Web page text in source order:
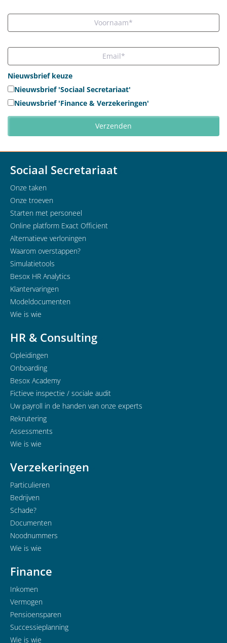
Nieuwsbrief keuze
Nieuwsbrief 'Sociaal Secretariaat'
Nieuwsbrief 'Finance & Verzekeringen'
Sociaal Secretariaat
Onze taken
Onze troeven
Starten met personeel
Online platform Exact Officient
Alternatieve verloningen
Waarom overstappen?
Simulatietools
Besox HR Analytics
Klantervaringen
Modeldocumenten
Wie is wie
HR & Consulting
Opleidingen
Onboarding
Besox Academy
Fictieve inspectie / sociale audit
Uw payroll in de handen van onze experts
Rekrutering
Assessments
Wie is wie
Verzekeringen
Particulieren
Bedrijven
Schade?
Documenten
Noodnummers
Wie is wie
Finance
Inkomen
Vermogen
Pensioensparen
Successieplanning
Wie is wie